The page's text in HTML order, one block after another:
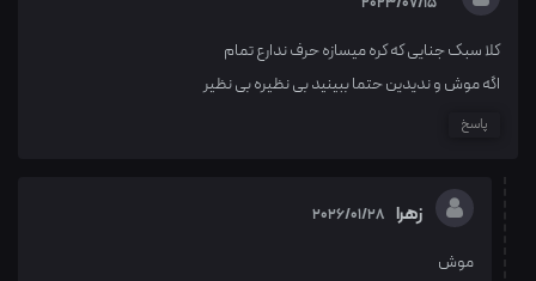
کلا سبک جنایی که کره میسازه حرف ندارع تمام
اگه موش و ندیدین حتما ببینید بی نظیره بی نظیر
پاسخ
زهرا 2026/01/28
موش